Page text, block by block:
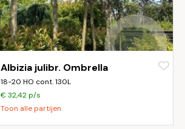
Albizia julibr. Ombrella
18-20 HO cont. 130L
€ 32,42 p/s
Toon alle partijen